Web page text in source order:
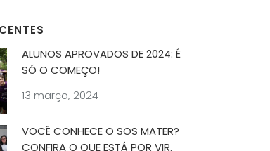
ALUNOS APROVADOS DE 2024: É
SÓ O COMEÇO!
13 março, 2024
VOCÊ CONHECE O SOS MATER?
CONFIRA O QUE ESTÁ POR VIR.